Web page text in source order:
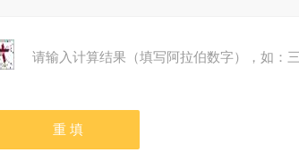
请输入计算结果（填写阿拉伯数字），如：